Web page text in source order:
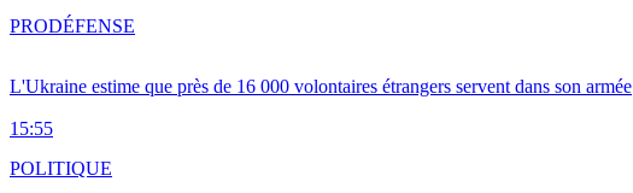
L'Ukraine estime que près de 16 000 volontaires étrangers servent dans son armée
15:55
PRODÉFENSE
POLITIQUE